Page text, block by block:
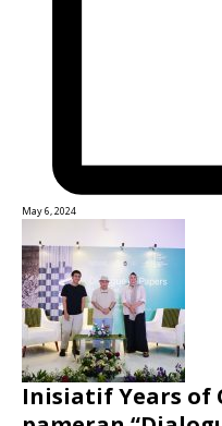
May 6, 2024
Inisiatif Years of